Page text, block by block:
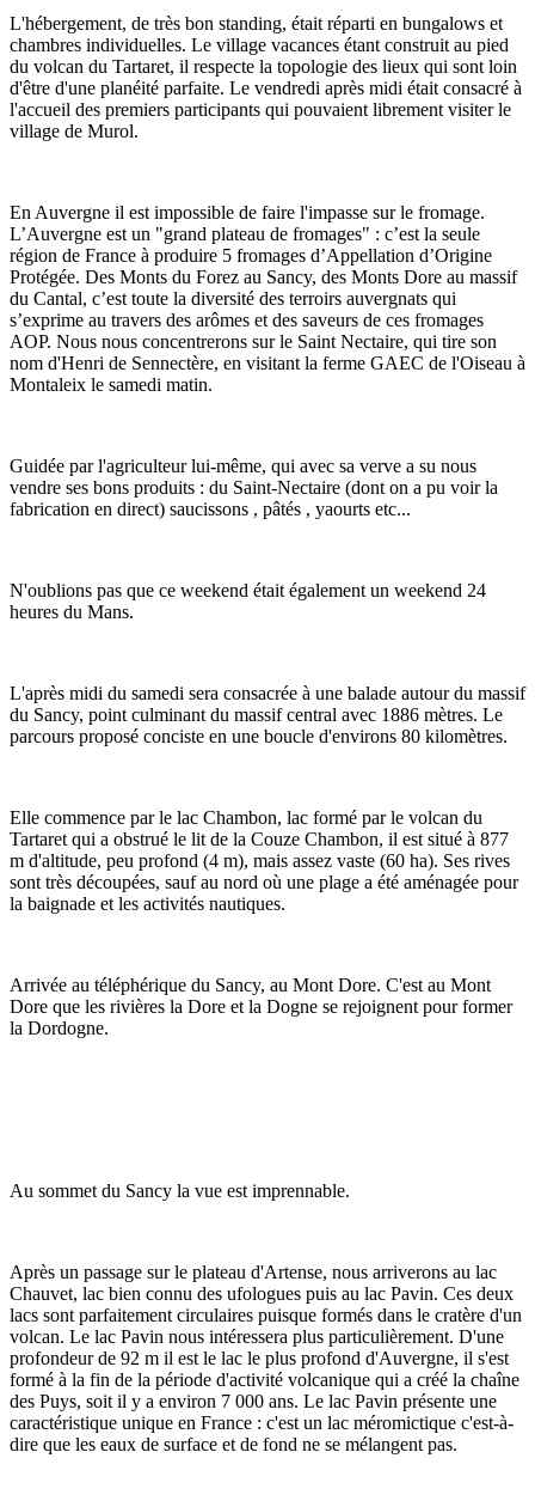
L'hébergement, de très bon standing, était réparti en bungalows et
chambres individuelles. Le village vacances étant construit au pied
du volcan du Tartaret, il respecte la topologie des lieux qui sont loin
d'être d'une planéité parfaite. Le vendredi après midi était consacré à
l'accueil des premiers participants qui pouvaient librement visiter le
village de Murol.
En Auvergne il est impossible de faire l'impasse sur le fromage.
L’Auvergne est un "grand plateau de fromages" : c’est la seule
région de France à produire 5 fromages d’Appellation d’Origine
Protégée. Des Monts du Forez au Sancy, des Monts Dore au massif
du Cantal, c’est toute la diversité des terroirs auvergnats qui
s’exprime au travers des arômes et des saveurs de ces fromages
AOP. Nous nous concentrerons sur le Saint Nectaire, qui tire son
nom d'Henri de Sennectère, en visitant la ferme GAEC de l'Oiseau à
Montaleix le samedi matin.
Guidée par l'agriculteur lui-même, qui avec sa verve a su nous
vendre ses bons produits : du Saint-Nectaire (dont on a pu voir la
fabrication en direct) saucissons , pâtés , yaourts etc...
N'oublions pas que ce weekend était également un weekend 24
heures du Mans.
L'après midi du samedi sera consacrée à une balade autour du massif
du Sancy, point culminant du massif central avec 1886 mètres. Le
parcours proposé conciste en une boucle d'environs 80 kilomètres.
Elle commence par le lac Chambon, lac formé par le volcan du
Tartaret qui a obstrué le lit de la Couze Chambon, il est situé à 877
m d'altitude, peu profond (4 m), mais assez vaste (60 ha). Ses rives
sont très découpées, sauf au nord où une plage a été aménagée pour
la baignade et les activités nautiques.
Arrivée au téléphérique du Sancy, au Mont Dore. C'est au Mont
Dore que les rivières la Dore et la Dogne se rejoignent pour former
la Dordogne.
Au sommet du Sancy la vue est imprennable.
Après un passage sur le plateau d'Artense, nous arriverons au lac
Chauvet, lac bien connu des ufologues puis au lac Pavin. Ces deux
lacs sont parfaitement circulaires puisque formés dans le cratère d'un
volcan. Le lac Pavin nous intéressera plus particulièrement. D'une
profondeur de 92 m il est le lac le plus profond d'Auvergne, il s'est
formé à la fin de la période d'activité volcanique qui a créé la chaîne
des Puys, soit il y a environ 7 000 ans. Le lac Pavin présente une
caractéristique unique en France : c'est un lac méromictique c'est-à-
dire que les eaux de surface et de fond ne se mélangent pas.